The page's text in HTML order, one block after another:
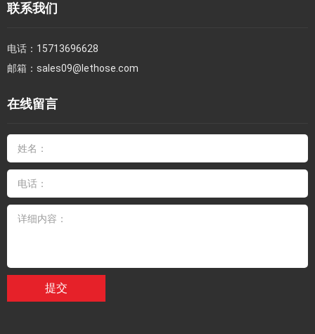
联系我们
电话： 15713696628
邮箱： sales09@lethose.com
在线留言
提交